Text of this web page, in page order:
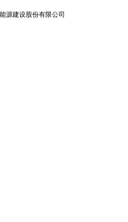
源建设股份有限公司